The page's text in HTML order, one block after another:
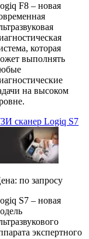
F8 – новая
которая
выполнять
на высоком
сканер Logiq S7
по запросу
S7 – новая
экспертного